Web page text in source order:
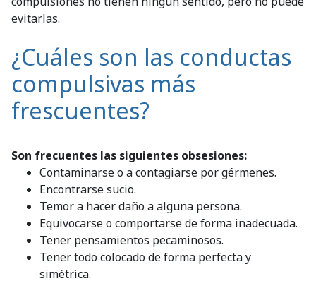
evitarlas.
¿Cuáles son las conductas
compulsivas más
frescuentes?
Son frecuentes las siguientes obsesiones:
Contaminarse o a contagiarse por gérmenes.
Encontrarse sucio.
Temor a hacer daño a alguna persona.
Equivocarse o comportarse de forma inadecuada.
Tener pensamientos pecaminosos.
Tener todo colocado de forma perfecta y
simétrica.